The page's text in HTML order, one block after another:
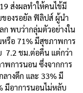
ส่งผลทำให้คนไข้มี
องรอยัล ฟิลิปส์ ผู้นำ
ก พบว่ากลุ่มตัวอย่างใน
รือ 71% มีสุขภาพการ
7.2 ชม.ต่อคืน แต่กว่า
พการนอน ซึ่งจากการ
างดึก และ 33% มี
มีอาการนอนไม่หลับ